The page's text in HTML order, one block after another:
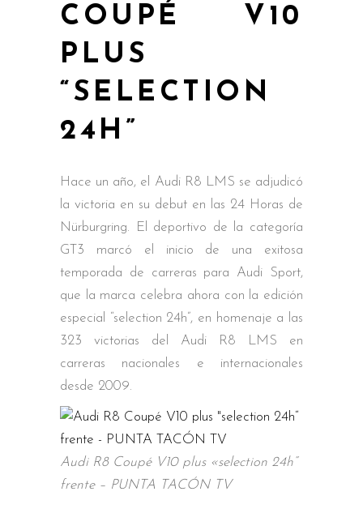
COUPÉ V10
PLUS
“SELECTION
24H”
Hace un año, el Audi R8 LMS se adjudicó
la victoria en su debut en las 24 Horas de
Nürburgring. El deportivo de la categoría
GT3 marcó el inicio de una exitosa
temporada de carreras para Audi Sport,
que la marca celebra ahora con la edición
especial “selection 24h”, en homenaje a las
323 victorias del Audi R8 LMS en
carreras nacionales e internacionales
desde 2009.
Audi R8 Coupé V10 plus «selection 24h“
frente – PUNTA TACÓN TV